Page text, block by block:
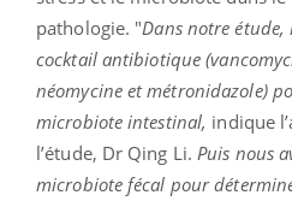
pathologie. "Dans notre
cocktail antibiotique
néomycine et métronidazole)
microbiote intestinal, indique
l’étude, Dr Qing Li.Puis nous
microbiote fécal pour